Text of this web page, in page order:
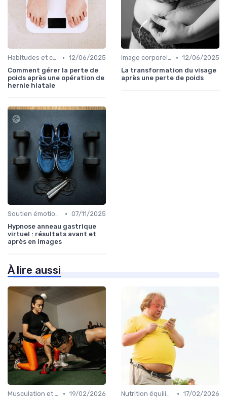
Habitudes et changements de style de vie • 12/06/2025
Comment gérer la perte de
poids après une opération de
hernie hiatale
Image corporelle et estime de soi • 12/06/2025
La transformation du visage
après une perte de poids
Soutien émotionnel • 07/11/2025
Hypnose anneau gastrique
virtuel : résultats avant et
après en images
À lire aussi
Musculation et tonification • 19/02/2026
Nutrition équilibrée • 17/02/2026